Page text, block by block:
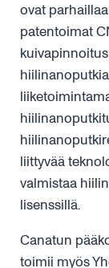
ovat
patentoimat
liittyvää
valmistaa
lisenssillä.
Canatun
toimii myös